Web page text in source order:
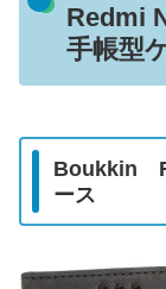
Redmi
手帳型
Boukkin
ース